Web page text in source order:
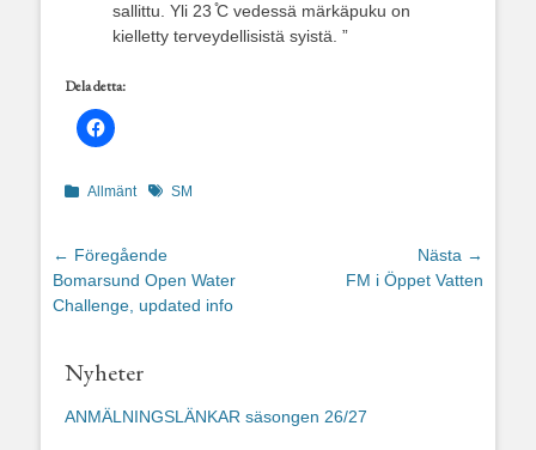
sallittu. Yli 23 ̊C vedessä märkäpuku on
kielletty terveydellisistä syistä. ”
Dela detta:
Kategorier
Allmänt Etiketter
SM
Inläggsnavigering
← Föregående
Föregående
inlägg:
Bomarsund Open Water
Challenge, updated info
Nästa →
FM i Öppet Vatten
Nyheter
ANMÄLNINGSLÄNKAR säsongen 26/27